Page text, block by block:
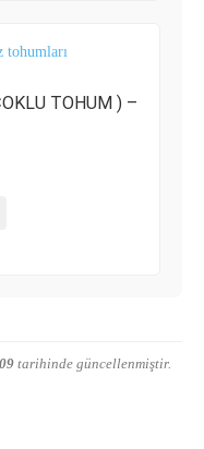
TOHUM ) –
tarihinde güncellenmiştir.